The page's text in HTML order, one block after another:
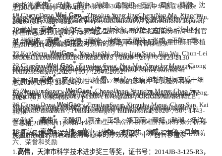
18.杨洋,高伟*，马楠，董冲，孙超，孟醒初，王凯，覃虹，韩潮，沈
中阳,儿童全肝移植术后门静脉狭窄30例诊治经验,中华器官移植杂
志,2019,7（40）:400-403.
19.ChongDong,Wei Gao*,Zhuolun Song,JingChen, Nan Ma, Xingchu
Meng,ChaoSun, Keran Duan, Bowen Bi, Kai Wang, Hong Qin, Chao Han,
Yang Yang,Fubo Zhang, Weiping Zheng，Riskfactors of de novo
hepatitis B virus infection in pediatric hepatitisB core antibody positive liver graft recipients under prophylactictherapy, J gastroenterol hepatol, 2020（35）:827-832.
20.董冲，高伟*，孙晓叶，马楠，康永振，孙超，孟醒初，沈中阳，
儿童亲属活体肝移植术后感染乙型肝炎病毒的危险因素分析,中华器官
移植杂志,2019,12(40): 738-742.
21.张复波，高伟*，马楠，董冲，孙超，孟醒初，张威，王凯，覃
虹，韩潮，吴斌，杨洋，宋卓伦，郑卫萍，沈中阳，儿童供肝肝移植
术后早期肝动脉血栓形成对预后的影响,中华器官移植杂
志,2019,11(40): 665-668.
22.Kai Wang,WeiGao*,Yan-JunShi, Zhuo-Lun Song, Bin Wu, Chun-Lei
Zhou, Wei Liu, Wei Gao, Regulatory effect of rat bone marrow
mesenchymal stem cells onTreg/Th17 immune balance in vitro，
MOLECULARMEDICINE REPORTS，2020（21）：2123-2130
23.ChaoSun,Wei Gao*,Zhuolun Song, Nan Ma, Xingchu Meng, Chong
Dong, Kai Wang, Hong Qin,Yang Yang, Chao Han, Fubo Zhang, The
management and outcomes ofABO-incompatible pediatric liver
transplantation: Experience of asingle Chinese center, Journal of
PediatricSurgery,2020（55）:2647-2652.
24.王凯，高伟*，李亚光，周春雷，吴斌，免疫抑制剂对间充质干细
胞调控调节性T细胞/辅助性T细胞17平衡的影响,中华实验外科杂
志,2020, 2(37): 239-241.
25.Zhuolun Song，WeiGao*,ChongDong,Xingchu Meng, Chao Sun,
Kai Wang, Hong Qin, Chao Han, Yang Yang, FuboZhang,Weiping Zheng,
Jing Chen，KeranDuan，BowenBi，Prophylacticstrategy against de
novo HBV infection for non-HBV related pediatricrecipients with hepatitis B core antibody positive livergrafts，ORIGINALARTICLE，
2020（6）：96-105.
26.Chong Dong,WeiGao*,ZhuolunSong, Xingchu Meng, Chao Sun, Kai
Wang, Yang Yang, Hong Qin, ChaoHan, Fubo Zhang,Weiping Zheng,
Successful living donor liver transplantation plusdomino-auxiliary
partial orthotopic liver transplantation forpediatric patients with
metabolic disorders，PediatricSurgery International, 2020，36：1443-
1450.
27.孙超，高伟*， 孟醒初，董冲，王凯，郑卫萍，覃虹，韩潮，杨洋,
张复波，曹顺琪，徐敏，小儿血型不合活体肝移植的临床疗效分析,器
官移植,2020, 4(11): 466-470.
28.崔涛，高伟*，马楠，董冲，孙超，孟醒初，张威，王凯，覃虹，
韩潮，吴斌，杨洋，张复波，宋卓伦，郑卫萍，短疗程更昔洛韦预防
儿童肝移植术后巨细胞病毒感染的疗效观察，中华器官移植杂
志,2020,9(41): 343-347.
六、荣誉和奖励
1. 高伟 ，天津市科学技术进步奖三等奖，证书号： 2014JB-3-125-R3 ，